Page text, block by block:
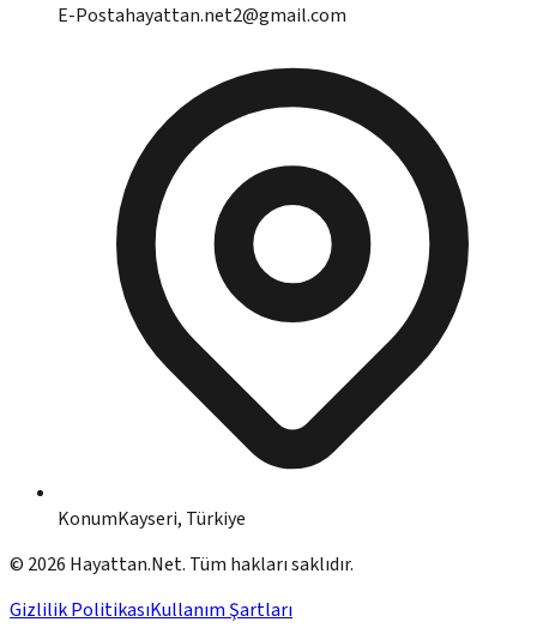
E-Postahayattan.net2@gmail.com
KonumKayseri, Türkiye
© 2026 Hayattan.Net. Tüm hakları saklıdır.
Gizlilik PolitikasıKullanım Şartları